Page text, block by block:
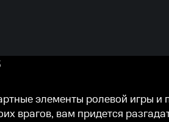
элементы ролевой игры
врагов, вам придется